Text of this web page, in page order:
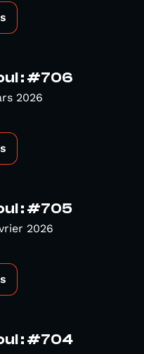
: #706
2026
: #705
2026
: #704